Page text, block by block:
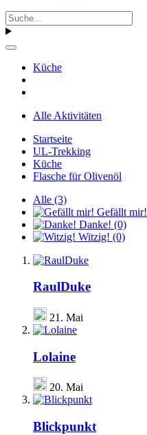
Küche
Alle Aktivitäten
Startseite
UL-Trekking
Küche
Flasche für Olivenöl
Alle (3)
Gefällt mir!
Danke! (0)
Witzig! (0)
RaulDuke
21. Mai
Lolaine
20. Mai
Blickpunkt